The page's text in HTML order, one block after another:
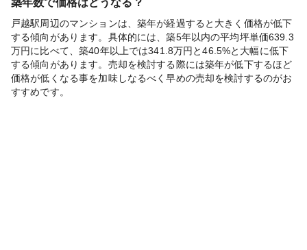
築年数で価格はどうなる？
戸越駅周辺のマンションは、築年が経過すると大きく価格が低下
する傾向があります。具体的には、築5年以内の平均坪単価639.3
万円に比べて、築40年以上では341.8万円と46.5%と大幅に低下
する傾向があります。売却を検討する際には築年が低下するほど
価格が低くなる事を加味しなるべく早めの売却を検討するのがお
すすめです。